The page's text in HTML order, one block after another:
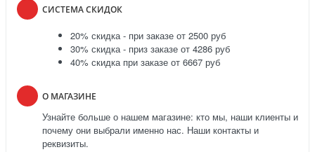
СИСТЕМА СКИДОК
20% скидка - при заказе от 2500 руб
30% скидка - приз заказе от 4286 руб
40% скидка при заказе от 6667 руб
О МАГАЗИНЕ
Узнайте больше о нашем магазине: кто мы, наши клиенты и
почему они выбрали именно нас. Наши контакты и
реквизиты.